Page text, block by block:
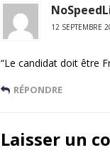
12 SEPTEMBRE
“Le candidat doit être
RÉPONDRE
Laisser un